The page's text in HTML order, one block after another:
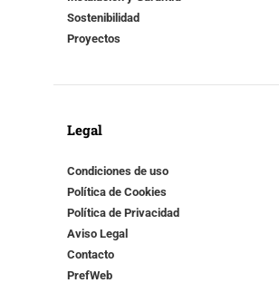
Sostenibilidad
Proyectos
Legal
Condiciones de uso
Política de Cookies
Política de Privacidad
Aviso Legal
Contacto
PrefWeb